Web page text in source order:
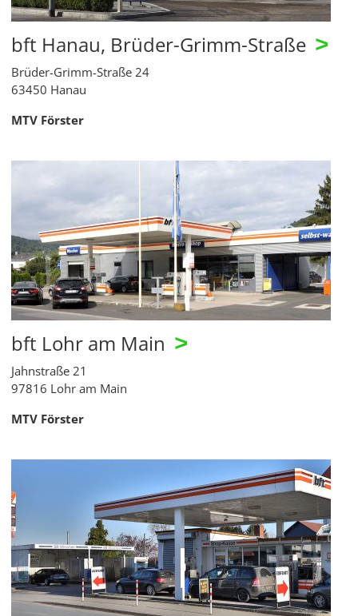
bft Hanau, Brüder-Grimm-Straße >
Brüder-Grimm-Straße 24
63450 Hanau
MTV Förster
bft Lohr am Main >
Jahnstraße 21
97816 Lohr am Main
MTV Förster